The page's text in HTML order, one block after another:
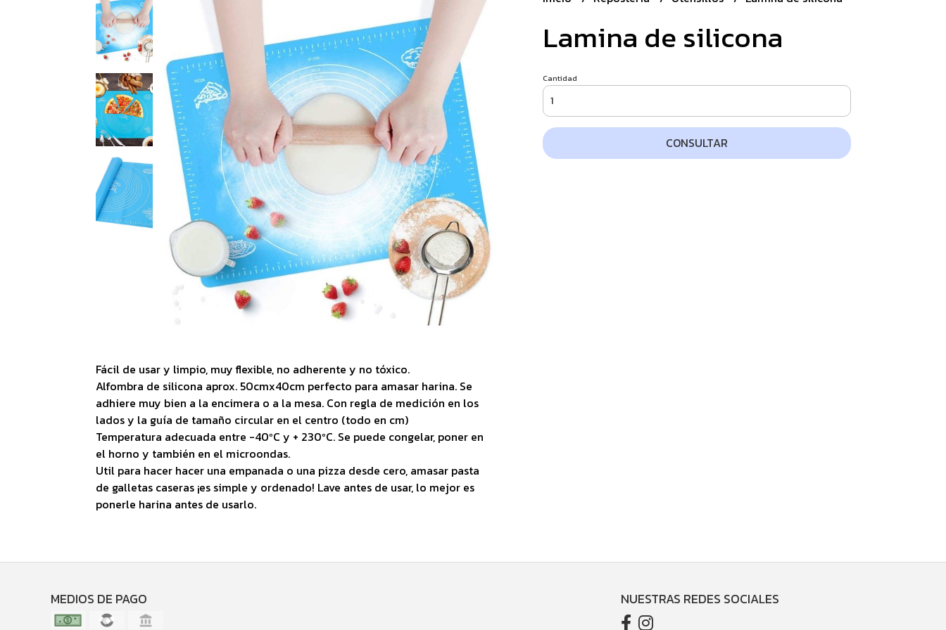
Fácil de usar y limpio, muy flexible, no adherente y no tóxico.
Alfombra de silicona aprox. 50cmx40cm perfecto para amasar harina. Se
adhiere muy bien a la encimera o a la mesa. Con regla de medición en los
lados y la guía de tamaño circular en el centro (todo en cm)
Temperatura adecuada entre -40ºC y + 230ºC. Se puede congelar, poner en
el horno y también en el microondas.
Util para hacer hacer una empanada o una pizza desde cero, amasar pasta
de galletas caseras ¡es simple y ordenado! Lave antes de usar, lo mejor es
ponerle harina antes de usarlo.
Lamina de silicona
Cantidad
CONSULTAR
MEDIOS DE PAGO NUESTRAS REDES SOCIALES